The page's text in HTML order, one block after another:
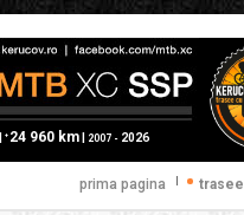
+ 24 960 km| 2007 - 2026
prima pagina